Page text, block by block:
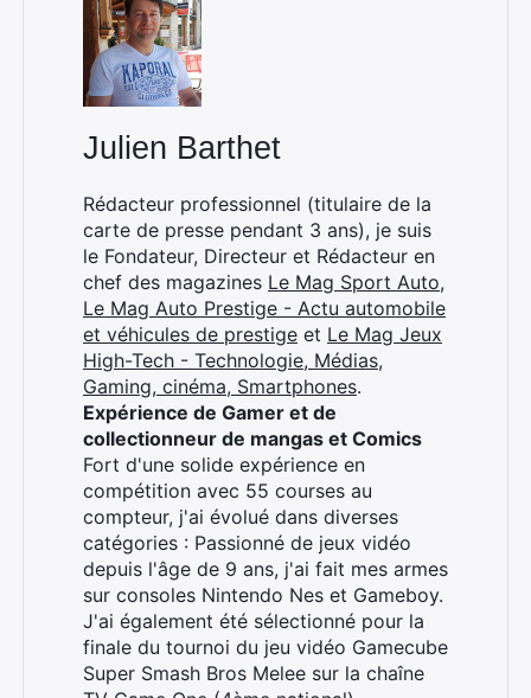
Julien Barthet
Rédacteur professionnel (titulaire de la
carte de presse pendant 3 ans), je suis
le Fondateur, Directeur et Rédacteur en
chef des magazines Le Mag Sport Auto,
Le Mag Auto Prestige - Actu automobile
et véhicules de prestige et Le Mag Jeux
High-Tech - Technologie, Médias,
Gaming, cinéma, Smartphones.
Expérience de Gamer et de
collectionneur de mangas et Comics
Fort d'une solide expérience en
compétition avec 55 courses au
compteur, j'ai évolué dans diverses
catégories : Passionné de jeux vidéo
depuis l'âge de 9 ans, j'ai fait mes armes
sur consoles Nintendo Nes et Gameboy.
J'ai également été sélectionné pour la
finale du tournoi du jeu vidéo Gamecube
Super Smash Bros Melee sur la chaîne